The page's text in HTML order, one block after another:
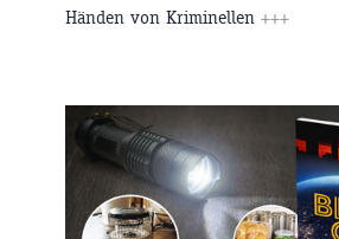
Händen von Kriminellen +++